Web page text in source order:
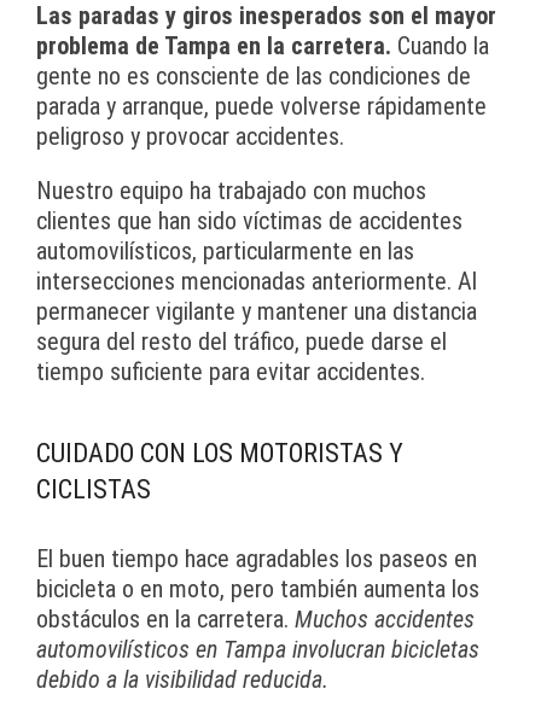
Las paradas y giros inesperados son el mayor
problema de Tampa en la carretera. Cuando la
gente no es consciente de las condiciones de
parada y arranque, puede volverse rápidamente
peligroso y provocar accidentes.
Nuestro equipo ha trabajado con muchos
clientes que han sido víctimas de accidentes
automovilísticos, particularmente en las
intersecciones mencionadas anteriormente. Al
permanecer vigilante y mantener una distancia
segura del resto del tráfico, puede darse el
tiempo suficiente para evitar accidentes.
CUIDADO CON LOS MOTORISTAS Y
CICLISTAS
El buen tiempo hace agradables los paseos en
bicicleta o en moto, pero también aumenta los
obstáculos en la carretera. Muchos accidentes
automovilísticos en Tampa involucran bicicletas
debido a la visibilidad reducida.